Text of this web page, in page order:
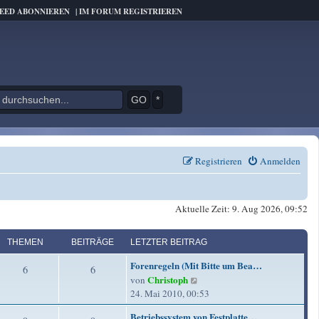
ABONNIEREN |IM FORUM REGISTRIEREN
*
Anmelden
Registrieren
Aktuelle Zeit: 9. Aug 2026, 09:52
THEMEN BEITRÄGE LETZTER BEITRAG
6T
6B
L
e
t
z
t
Forenregeln (Mit Bitte um Bea…
von Christoph
e
u
24. Mai 2010, 00:53
L